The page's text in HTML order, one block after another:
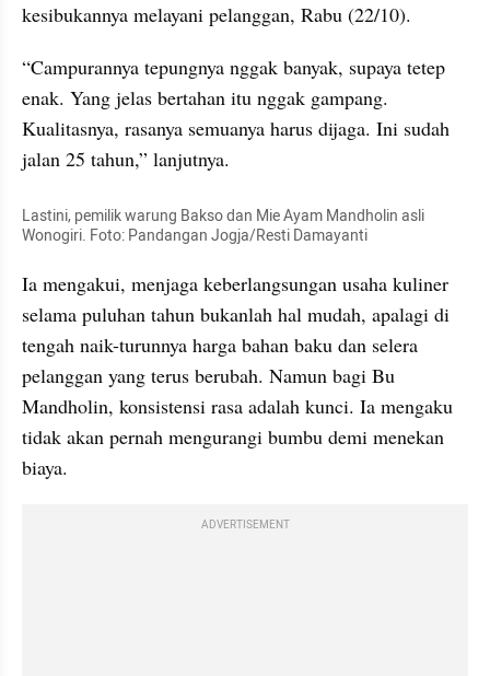
kesibukannya melayani pelanggan, Rabu (22/10).
“Campurannya tepungnya nggak banyak, supaya tetep
enak. Yang jelas bertahan itu nggak gampang.
Kualitasnya, rasanya semuanya harus dijaga. Ini sudah
jalan 25 tahun,” lanjutnya.
Lastini, pemilik warung Bakso dan Mie Ayam Mandholin asli
Wonogiri. Foto: Pandangan Jogja/Resti Damayanti
Ia mengakui, menjaga keberlangsungan usaha kuliner
selama puluhan tahun bukanlah hal mudah, apalagi di
tengah naik-turunnya harga bahan baku dan selera
pelanggan yang terus berubah. Namun bagi Bu
Mandholin, konsistensi rasa adalah kunci. Ia mengaku
tidak akan pernah mengurangi bumbu demi menekan
biaya.
ADVERTISEMENT